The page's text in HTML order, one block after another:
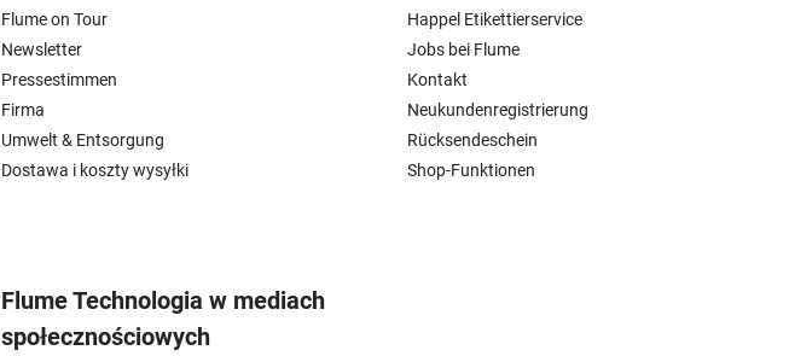
Flume on Tour
Newsletter
Pressestimmen
Firma
Umwelt & Entsorgung
Dostawa i koszty wysyłki
Happel Etikettierservice
Jobs bei Flume
Kontakt
Neukundenregistrierung
Rücksendeschein
Shop-Funktionen
Flume Technologia w mediach
społecznościowych